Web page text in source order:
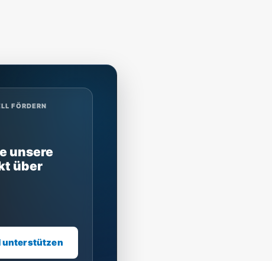
FÖRDERN
unsere
über
unterstützen